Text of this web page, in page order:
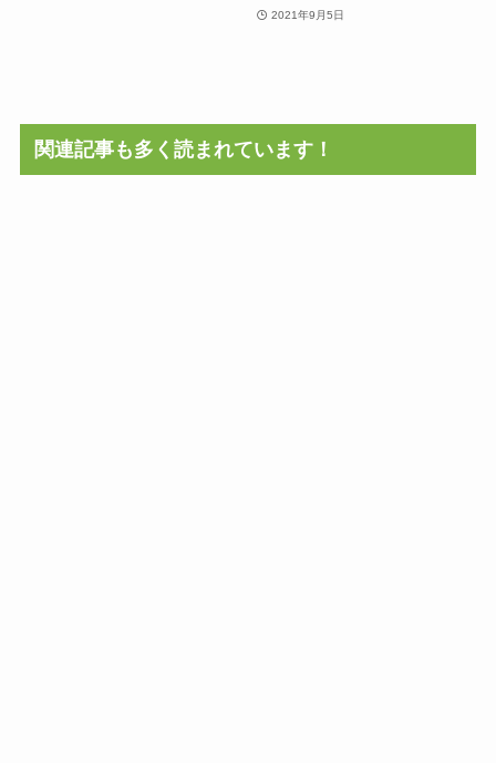
2021年9月5日
関連記事も多く読まれています！